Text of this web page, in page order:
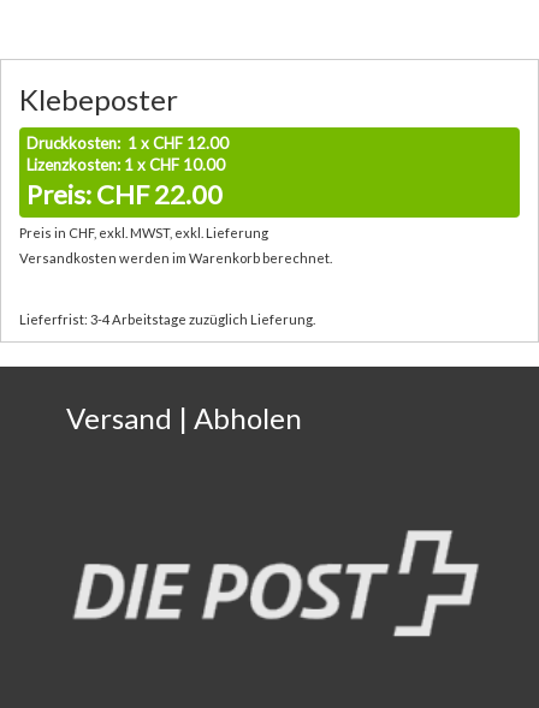
Klebeposter
Druckkosten: 1 x CHF 12.00
Lizenzkosten: 1 x CHF 10.00
Preis: CHF 22.00
Preis in CHF, exkl. MWST, exkl. Lieferung
Versandkosten werden im Warenkorb berechnet.
Lieferfrist: 3-4 Arbeitstage zuzüglich Lieferung.
Versand | Abholen